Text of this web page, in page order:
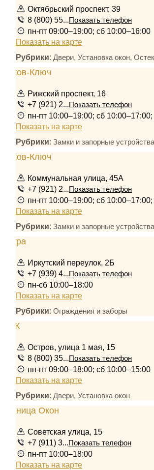
Октябрьский проспект, 39
8 (800) 55...Показать телефон
пн-пт 09:00–19:00; сб 10:00–16:00
Показать на карте
Рубрики: Двери, Установка окон,
Рижский проспект, 16
+7 (921) 2...Показать телефон
пн-пт 10:00–19:00; сб
Показать на карте
Рубрики: Замки и запорные устройства
Коммунальная улица, 45А
+7 (921) 2...Показать телефон
пн-пт 10:00–19:00; сб
Показать на карте
Рубрики: Замки и запорные устройства
Иркутский переулок, 2Б
+7 (939) 4...Показать телефон
пн-сб 10:00–18:00
Показать на карте
Рубрики: Ограждения и заборы
Остров, улица 1 мая, 15
8 (800) 35...Показать телефон
пн-пт 09:00–18:00; сб 10:00–15:00
Показать на карте
Рубрики: Двери, Установка окон
Советская улица, 15
+7 (911) 3...Показать телефон
пн-пт 10:00–18:00
Показать на карте